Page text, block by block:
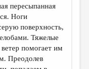
пересыпанная
Ноги
поверхность,
Тяжелые
помогает им
Преодолев